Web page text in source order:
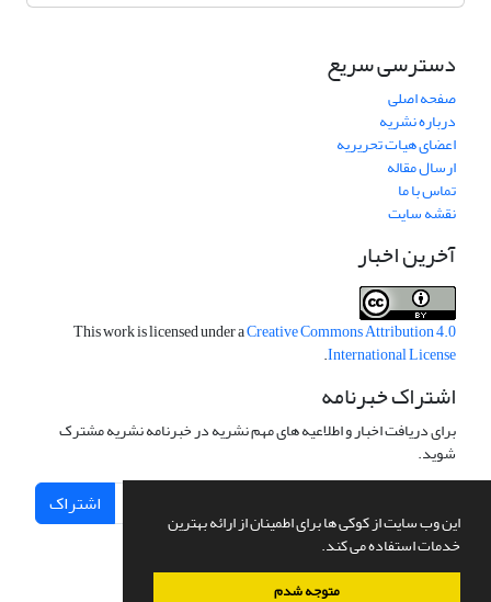
این وب سایت از کوکی ها برای اطمینان از ارائه بهترین
خدمات استفاده می کند.
متوجه شدم
دسترسی سریع
صفحه اصلی
درباره نشریه
اعضای هیات تحریریه
ارسال مقاله
تماس با ما
نقشه سایت
آخرین اخبار
This work is licensed under aCreative Commons Attribution 4.0
International License
.
اشتراک خبرنامه
برای دریافت اخبار و اطلاعیه های مهم نشریه در خبرنامه نشریه مشترک
شوید.
اشتراک